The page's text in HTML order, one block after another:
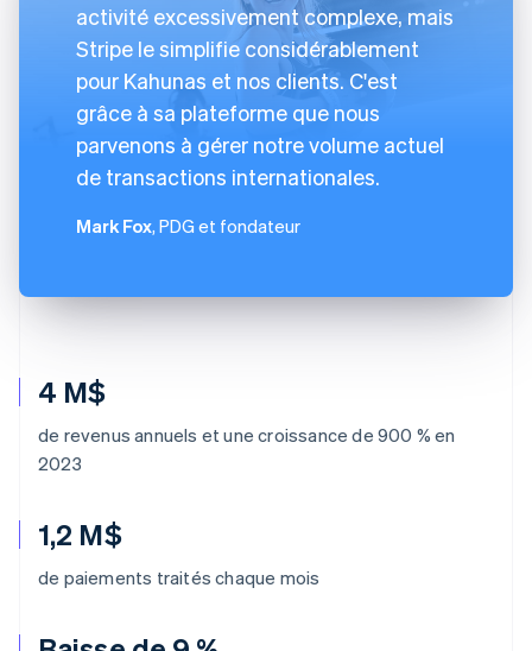
4 M$
de revenus annuels et une croissance de 900 % en
2023
1,2 M$
de paiements traités chaque mois
activité excessivement complexe, mais
Stripe le simplifie considérablement
pour Kahunas et nos clients. C'est
grâce à sa plateforme que nous
parvenons à gérer notre volume actuel
de transactions internationales.
Mark Fox, PDG et fondateur